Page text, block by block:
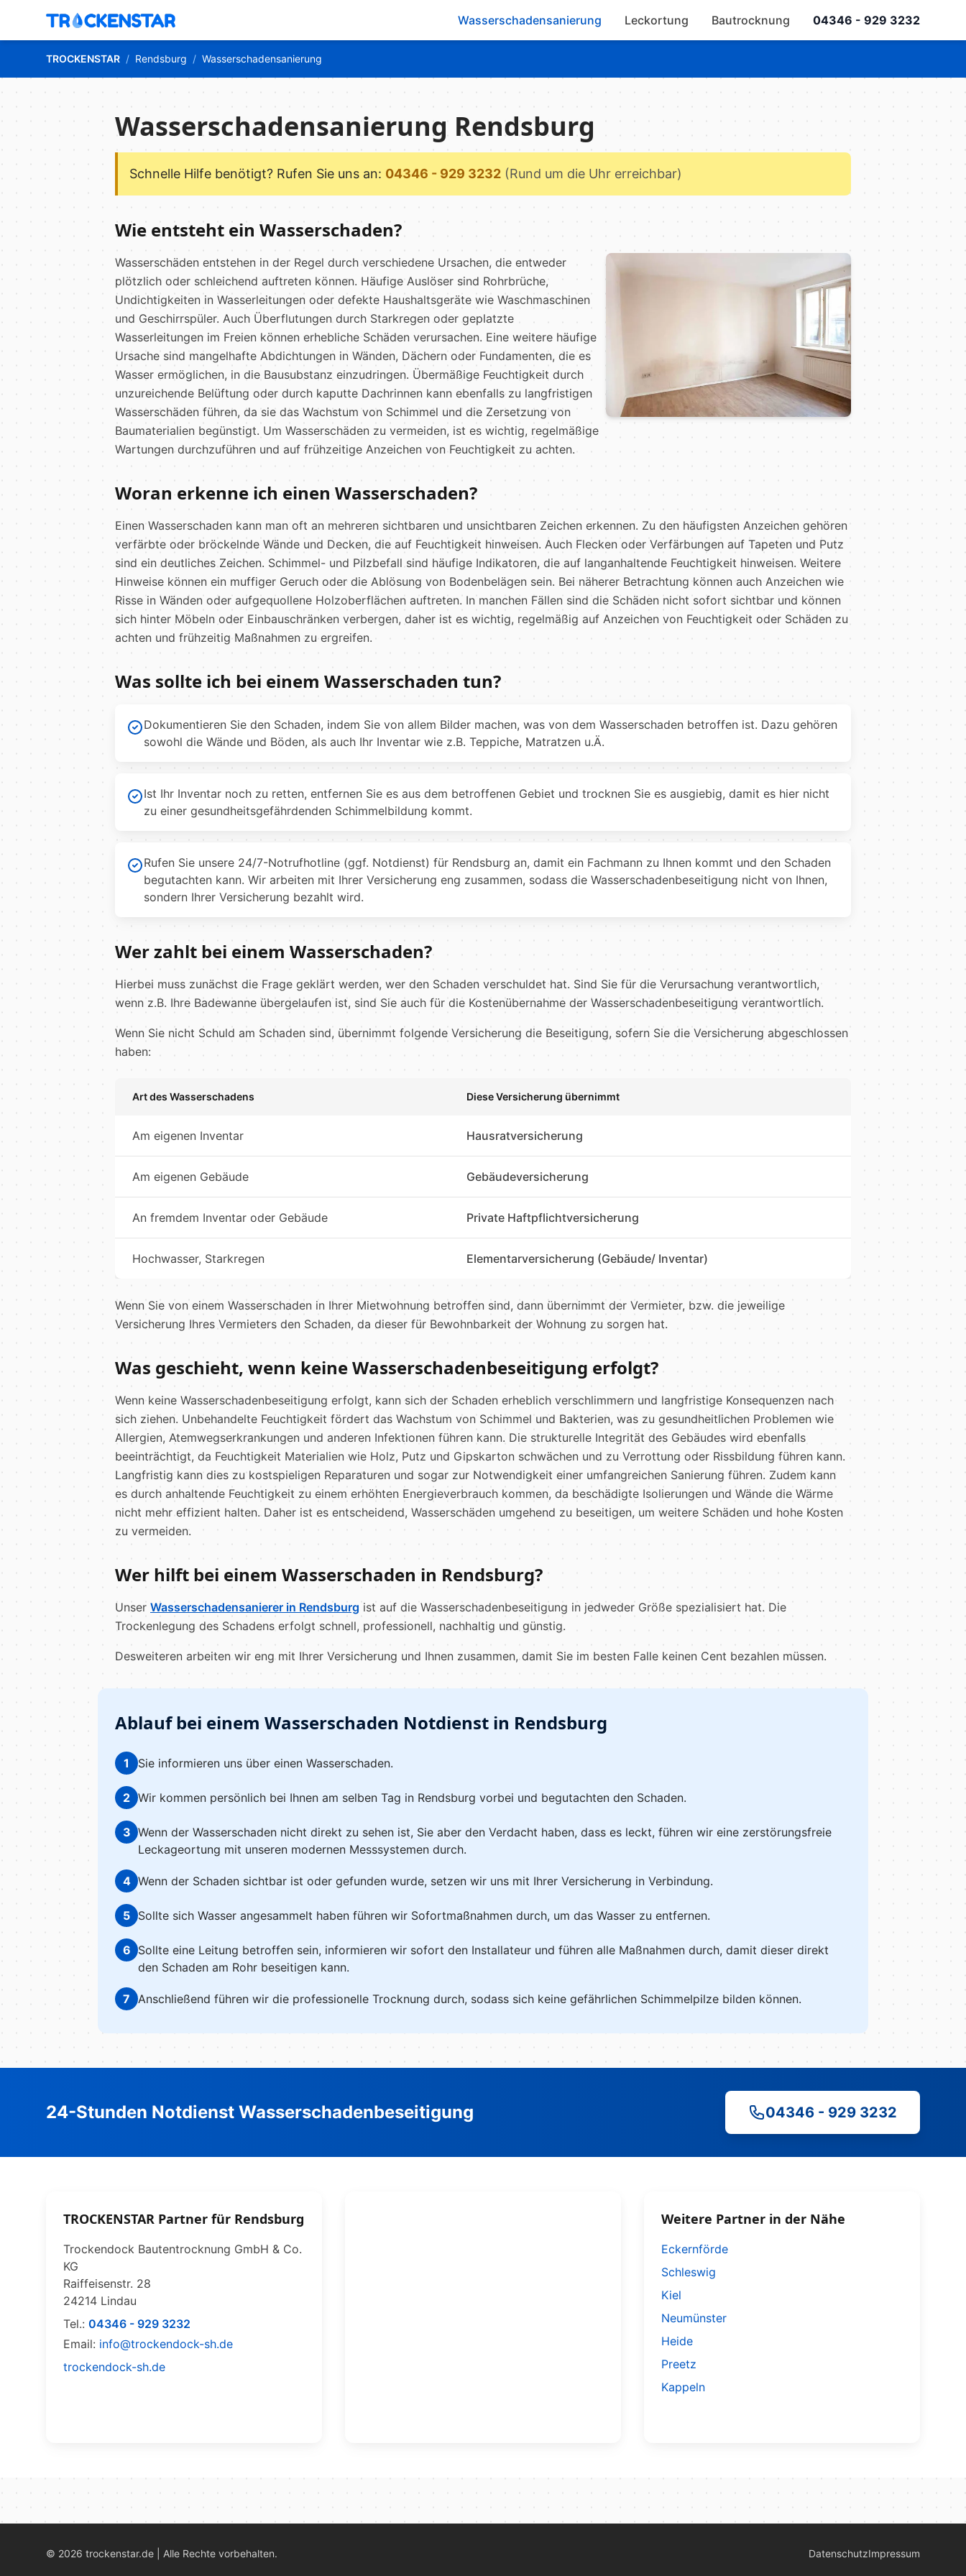
Wasserschadensanierung Leckortung Bautrocknung 04346 - 929 3232
TROCKENSTAR / Rendsburg / Wasserschadensanierung
Wasserschadensanierung Rendsburg
Schnelle Hilfe benötigt? Rufen Sie uns an: 04346 - 929 3232 (Rund um die Uhr erreichbar)
Wie entsteht ein Wasserschaden?
Wasserschäden entstehen in der Regel durch verschiedene Ursachen, die entweder
plötzlich oder schleichend auftreten können. Häufige Auslöser sind Rohrbrüche,
Undichtigkeiten in Wasserleitungen oder defekte Haushaltsgeräte wie Waschmaschinen
und Geschirrspüler. Auch Überflutungen durch Starkregen oder geplatzte
Wasserleitungen im Freien können erhebliche Schäden verursachen. Eine weitere häufige
Ursache sind mangelhafte Abdichtungen in Wänden, Dächern oder Fundamenten, die es
Wasser ermöglichen, in die Bausubstanz einzudringen. Übermäßige Feuchtigkeit durch
unzureichende Belüftung oder durch kaputte Dachrinnen kann ebenfalls zu langfristigen
Wasserschäden führen, da sie das Wachstum von Schimmel und die Zersetzung von
Baumaterialien begünstigt. Um Wasserschäden zu vermeiden, ist es wichtig, regelmäßige
Wartungen durchzuführen und auf frühzeitige Anzeichen von Feuchtigkeit zu achten.
Woran erkenne ich einen Wasserschaden?
Einen Wasserschaden kann man oft an mehreren sichtbaren und unsichtbaren Zeichen erkennen. Zu den häufigsten Anzeichen gehören
verfärbte oder bröckelnde Wände und Decken, die auf Feuchtigkeit hinweisen. Auch Flecken oder Verfärbungen auf Tapeten und Putz
sind ein deutliches Zeichen. Schimmel- und Pilzbefall sind häufige Indikatoren, die auf langanhaltende Feuchtigkeit hinweisen. Weitere
Hinweise können ein muffiger Geruch oder die Ablösung von Bodenbelägen sein. Bei näherer Betrachtung können auch Anzeichen wie
Risse in Wänden oder aufgequollene Holzoberflächen auftreten. In manchen Fällen sind die Schäden nicht sofort sichtbar und können
sich hinter Möbeln oder Einbauschränken verbergen, daher ist es wichtig, regelmäßig auf Anzeichen von Feuchtigkeit oder Schäden zu
achten und frühzeitig Maßnahmen zu ergreifen.
Was sollte ich bei einem Wasserschaden tun?
Dokumentieren Sie den Schaden, indem Sie von allem Bilder machen, was von dem Wasserschaden betroffen ist. Dazu gehören
sowohl die Wände und Böden, als auch Ihr Inventar wie z.B. Teppiche, Matratzen u.Ä.
Ist Ihr Inventar noch zu retten, entfernen Sie es aus dem betroffenen Gebiet und trocknen Sie es ausgiebig, damit es hier nicht
zu einer gesundheitsgefährdenden Schimmelbildung kommt.
Rufen Sie unsere 24/7-Notrufhotline (ggf. Notdienst) für Rendsburg an, damit ein Fachmann zu Ihnen kommt und den Schaden
begutachten kann. Wir arbeiten mit Ihrer Versicherung eng zusammen, sodass die Wasserschadenbeseitigung nicht von Ihnen,
sondern Ihrer Versicherung bezahlt wird.
Wer zahlt bei einem Wasserschaden?
Hierbei muss zunächst die Frage geklärt werden, wer den Schaden verschuldet hat. Sind Sie für die Verursachung verantwortlich,
wenn z.B. Ihre Badewanne übergelaufen ist, sind Sie auch für die Kostenübernahme der Wasserschadenbeseitigung verantwortlich.
Wenn Sie nicht Schuld am Schaden sind, übernimmt folgende Versicherung die Beseitigung, sofern Sie die Versicherung abgeschlossen
haben:
Art des Wasserschadens Diese Versicherung übernimmt
Am eigenen Inventar Hausratversicherung
Am eigenen Gebäude Gebäudeversicherung
An fremdem Inventar oder Gebäude Private Haftpflichtversicherung
Hochwasser, Starkregen Elementarversicherung (Gebäude/ Inventar)
Wenn Sie von einem Wasserschaden in Ihrer Mietwohnung betroffen sind, dann übernimmt der Vermieter, bzw. die jeweilige
Versicherung Ihres Vermieters den Schaden, da dieser für Bewohnbarkeit der Wohnung zu sorgen hat.
Was geschieht, wenn keine Wasserschadenbeseitigung erfolgt?
Wenn keine Wasserschadenbeseitigung erfolgt, kann sich der Schaden erheblich verschlimmern und langfristige Konsequenzen nach
sich ziehen. Unbehandelte Feuchtigkeit fördert das Wachstum von Schimmel und Bakterien, was zu gesundheitlichen Problemen wie
Allergien, Atemwegserkrankungen und anderen Infektionen führen kann. Die strukturelle Integrität des Gebäudes wird ebenfalls
beeinträchtigt, da Feuchtigkeit Materialien wie Holz, Putz und Gipskarton schwächen und zu Verrottung oder Rissbildung führen kann.
Langfristig kann dies zu kostspieligen Reparaturen und sogar zur Notwendigkeit einer umfangreichen Sanierung führen. Zudem kann
es durch anhaltende Feuchtigkeit zu einem erhöhten Energieverbrauch kommen, da beschädigte Isolierungen und Wände die Wärme
nicht mehr effizient halten. Daher ist es entscheidend, Wasserschäden umgehend zu beseitigen, um weitere Schäden und hohe Kosten
zu vermeiden.
Wer hilft bei einem Wasserschaden in Rendsburg?
Unser Wasserschadensanierer in Rendsburg ist auf die Wasserschadenbeseitigung in jedweder Größe spezialisiert hat. Die
Trockenlegung des Schadens erfolgt schnell, professionell, nachhaltig und günstig.
Desweiteren arbeiten wir eng mit Ihrer Versicherung und Ihnen zusammen, damit Sie im besten Falle keinen Cent bezahlen müssen.
Ablauf bei einem Wasserschaden Notdienst in Rendsburg
1 Sie informieren uns über einen Wasserschaden.
2 Wir kommen persönlich bei Ihnen am selben Tag in Rendsburg vorbei und begutachten den Schaden.
3 Wenn der Wasserschaden nicht direkt zu sehen ist, Sie aber den Verdacht haben, dass es leckt, führen wir eine zerstörungsfreie
Leckageortung mit unseren modernen Messsystemen durch.
4 Wenn der Schaden sichtbar ist oder gefunden wurde, setzen wir uns mit Ihrer Versicherung in Verbindung.
5 Sollte sich Wasser angesammelt haben führen wir Sofortmaßnahmen durch, um das Wasser zu entfernen.
6 Sollte eine Leitung betroffen sein, informieren wir sofort den Installateur und führen alle Maßnahmen durch, damit dieser direkt
den Schaden am Rohr beseitigen kann.
7 Anschließend führen wir die professionelle Trocknung durch, sodass sich keine gefährlichen Schimmelpilze bilden können.
24-Stunden Notdienst Wasserschadenbeseitigung 04346 - 929 3232
TROCKENSTAR Partner für Rendsburg
Trockendock Bautentrocknung GmbH & Co.
KG
Raiffeisenstr. 28
24214 Lindau
Tel.: 04346 - 929 3232
Email: info@trockendock-sh.de
trockendock-sh.de
Weitere Partner in der Nähe
Eckernförde
Schleswig
Kiel
Neumünster
Heide
Preetz
Kappeln
© 2026 trockenstar.de | Alle Rechte vorbehalten. DatenschutzImpressum